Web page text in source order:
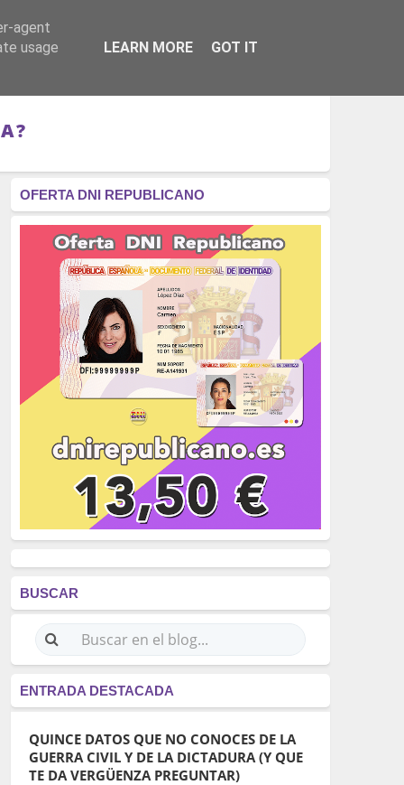
RÉGIMEN - MONARQUÍA
OFERTA DNI REPUBLICANO
BUSCAR
ENTRADA DESTACADA
QUINCE DATOS QUE NO CONOCES DE LA
GUERRA CIVIL Y DE LA DICTADURA (Y QUE
TE DA VERGÜENZA PREGUNTAR)
agent
usage
LEARN MORE GOT IT